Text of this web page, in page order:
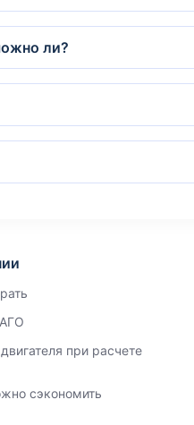
ли?
при расчете
сэкономить